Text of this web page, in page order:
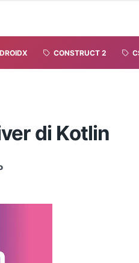
CONSTRUCT 2
di Kotlin